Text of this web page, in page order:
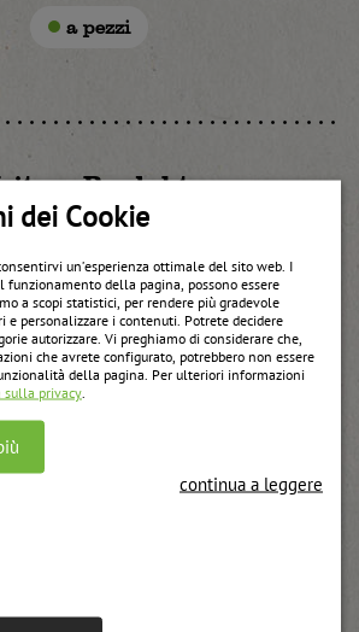
dei Cookie
un’esperienza ottimale del sito web. I
funzionamento della pagina, possono essere
a scopi statistici, per rendere più gradevole
e personalizzare i contenuti. Potrete decidere
autorizzare. Vi preghiamo di considerare che,
che avrete configurato, potrebbero non essere
della pagina. Per ulteriori informazioni
sulla privacy
continua a leggere
a pezzi
Produkte